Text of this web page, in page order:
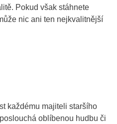
Pokud však stáhnete
nic ani ten nejkvalitnější
každému majiteli staršího
oblíbenou hudbu či